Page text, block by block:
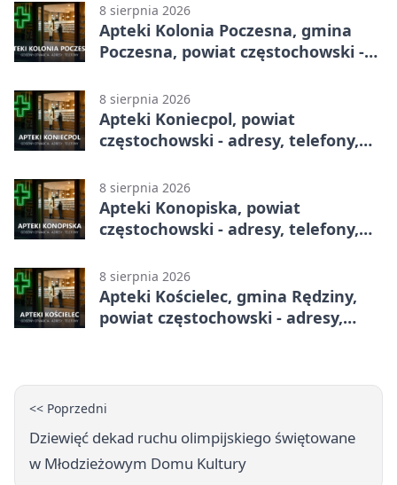
8 sierpnia 2026
Apteki Kolonia Poczesna, gmina
Poczesna, powiat częstochowski -
8 sierpnia 2026
Apteki Koniecpol, powiat
częstochowski - adresy, telefony,
8 sierpnia 2026
Apteki Konopiska, powiat
częstochowski - adresy, telefony,
8 sierpnia 2026
Apteki Kościelec, gmina Rędziny,
powiat częstochowski - adresy,
<< Poprzedni
Dziewięć dekad ruchu olimpijskiego świętowane
w Młodzieżowym Domu Kultury